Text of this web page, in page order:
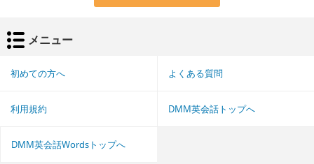
メニュー
初めての方へ よくある質問
利用規約 DMM英会話トップへ
DMM英会話Wordsトップへ